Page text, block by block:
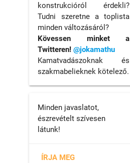
konstrukcióról érdekli?
Tudni szeretne a toplista
minden változásáról?
Kövessen minket a
Twitteren!@jokamathu
Kamatvadászoknak és
szakmabelieknek kötelező.
Minden javaslatot,
észrevételt szívesen
látunk!
ÍRJA MEG